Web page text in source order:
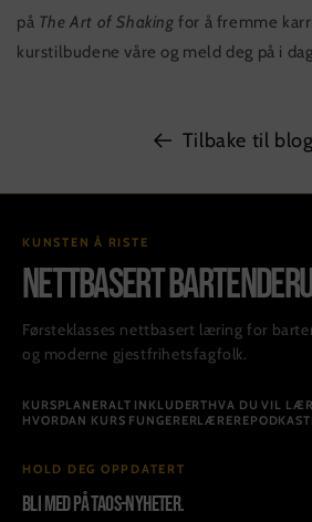
på The Art of Shaking for å fremme
kurstilbudene våre og meld deg på i
Tilbake til
KUNSTEN Å RISTE
NETTBASERT
Førsteklasses nettbasert læring for
og moderne gjestfrihetsfagfolk.
KURSPLANERALT INKLUDERTHVA DU VIL
HVORDAN KURS FUNGERERLÆREREPODKAST
HOLD DEG OPPDATERT
Bli med på TAOS-nyheter.